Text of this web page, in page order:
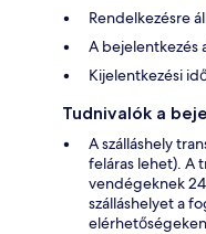
Rendelkezésre
A bejelentkezés
Kijelentkezési
Tudnivalók a
A szálláshely
feláras lehet). A
vendégeknek
szálláshelyet a